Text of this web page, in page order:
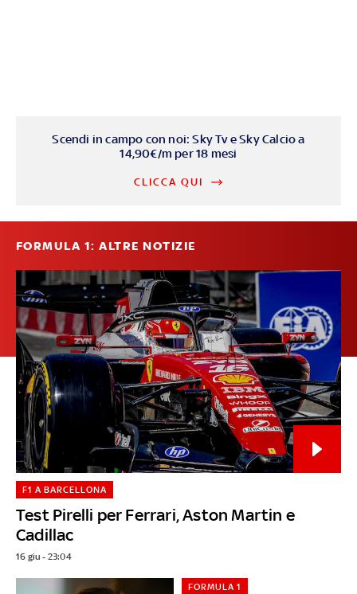
Scendi in campo con noi: Sky Tv e Sky Calcio a
14,90€/m per 18 mesi
CLICCA QUI
FORMULA 1: ALTRE NOTIZIE
Test Pirelli per Ferrari, Aston Martin e
Cadillac
F1 A BARCELLONA
16 giu - 23:04
FORMULA 1